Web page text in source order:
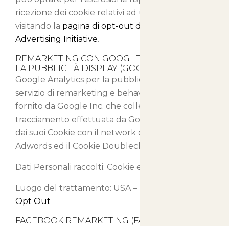
ricezione dei cookie relativi ad un servizio terzo,
visitando la pagina di opt-out del Network
Advertising Initiative.
REMARKETING CON GOOGLE ANALYTICS PER
LA PUBBLICITÀ DISPLAY (GOOGLE INC.)
Google Analytics per la pubblicità display è un
servizio di remarketing e behavioral targeting
fornito da Google Inc. che collega l'attività di
tracciamento effettuata da Google Analytics e
dai suoi Cookie con il network di advertising
Adwords ed il Cookie Doubleclick.
Dati Personali raccolti: Cookie e Dati di Utilizzo.
Luogo del trattamento: USA – Privacy Policy
Opt Out
FACEBOOK REMARKETING (FACEBOOK, INC.)